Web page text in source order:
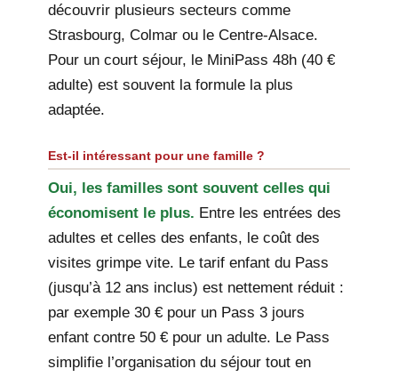
découvrir plusieurs secteurs comme
Strasbourg, Colmar ou le Centre-Alsace.
Pour un court séjour, le MiniPass 48h (40 €
adulte) est souvent la formule la plus
adaptée.
Est-il intéressant pour une famille ?
Oui, les familles sont souvent celles qui
économisent le plus. Entre les entrées des
adultes et celles des enfants, le coût des
visites grimpe vite. Le tarif enfant du Pass
(jusqu’à 12 ans inclus) est nettement réduit :
par exemple 30 € pour un Pass 3 jours
enfant contre 50 € pour un adulte. Le Pass
simplifie l’organisation du séjour tout en